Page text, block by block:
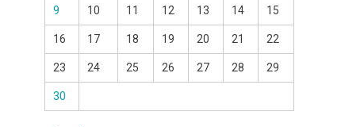
9 10 11 12 13 14 15
16 17 18 19 20 21 22
23 24 25 26 27 28 29
30